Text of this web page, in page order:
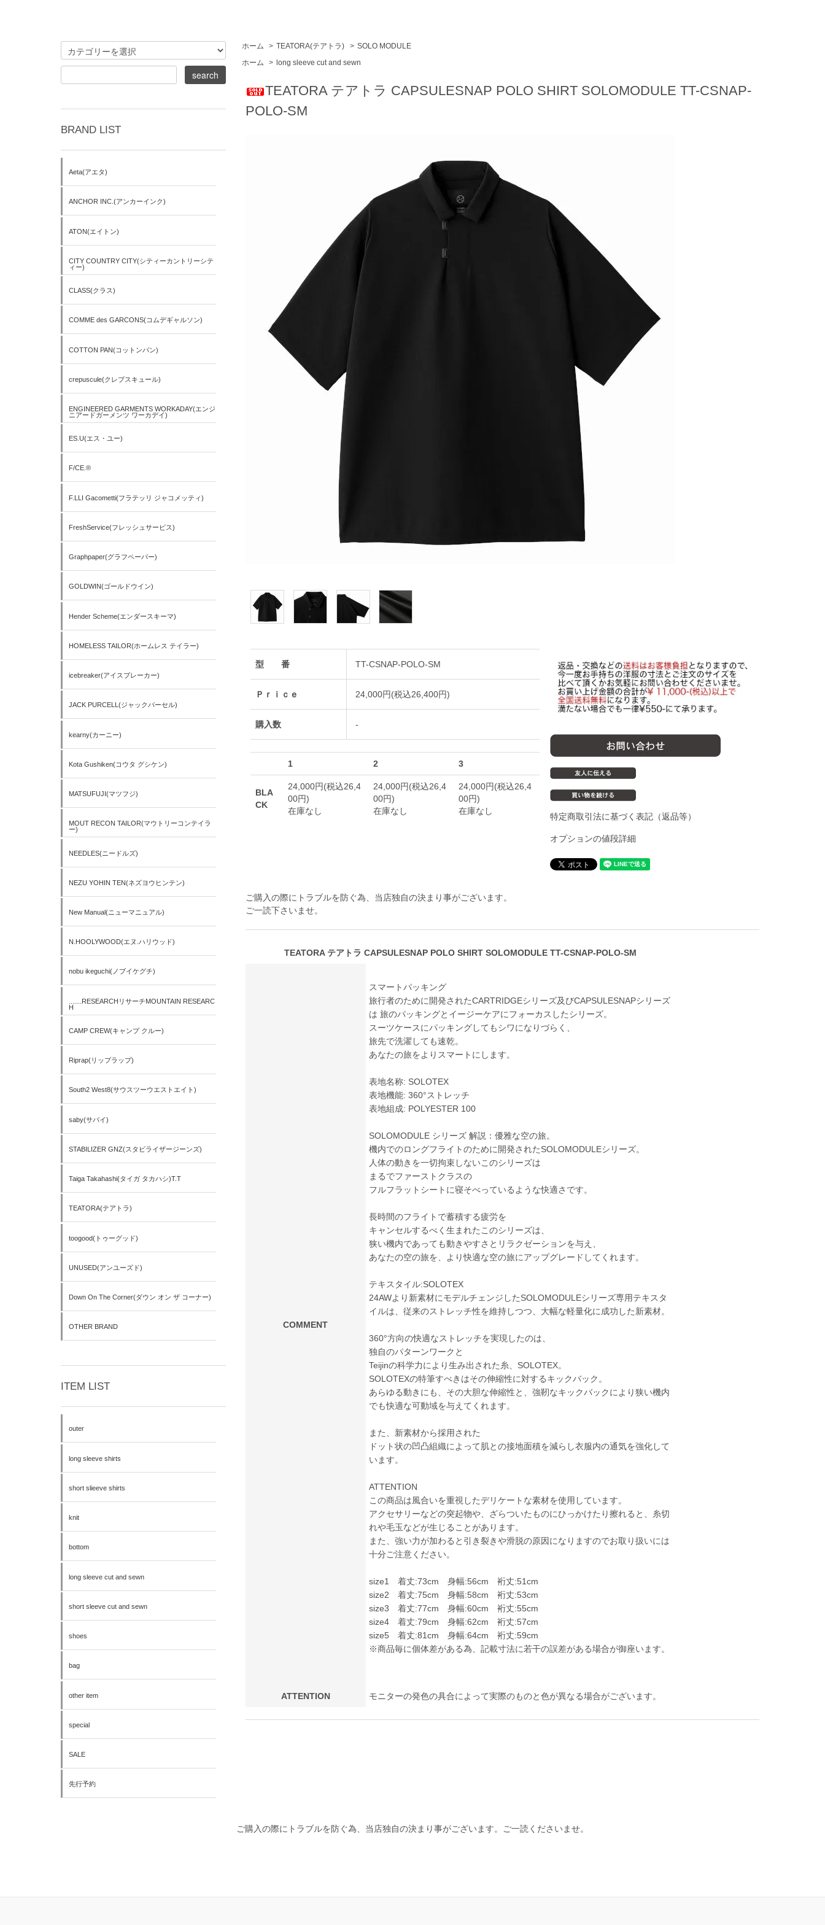
ホーム > TEATORA(テアトラ) > SOLO MODULE
ホーム
> long sleeve cut and sewn
TEATORA テアトラ CAPSULESNAP POLO SHIRT SOLOMODULE TT-CSNAP-
POLO-SM
型 番 TT-CSNAP-POLO-SM
Ｐｒｉｃｅ 24,000円(税込26,400円)
購入数 -
1 2 3
BLA
CK
24,000円(税込26,4
00円)
在庫なし
24,000円(税込26,4
00円)
在庫なし
24,000円(税込26,4
00円)
在庫なし
特定商取引法に基づく表記（返品等）
オプションの値段詳細
ご購入の際にトラブルを防ぐ為、当店独自の決まり事がございます。
ご一読下さいませ。
TEATORA テアトラ CAPSULESNAP POLO SHIRT SOLOMODULE TT-CSNAP-POLO-SM
COMMENT
スマートパッキング
旅行者のために開発されたCARTRIDGEシリーズ及びCAPSULESNAPシリーズ
は 旅のパッキングとイージーケアにフォーカスしたシリーズ。
スーツケースにパッキングしてもシワになりづらく、
旅先で洗濯しても速乾。
あなたの旅をよりスマートにします。
表地名称: SOLOTEX
表地機能: 360°ストレッチ
表地組成: POLYESTER 100
SOLOMODULE シリーズ 解説：優雅な空の旅。
機内でのロングフライトのために開発されたSOLOMODULEシリーズ。
人体の動きを一切拘束しないこのシリーズは
まるでファーストクラスの
フルフラットシートに寝そべっているような快適さです。
長時間のフライトで蓄積する疲労を
キャンセルするべく生まれたこのシリーズは、
狭い機内であっても動きやすさとリラクゼーションを与え、
あなたの空の旅を、より快適な空の旅にアップグレードしてくれます。
テキスタイル:SOLOTEX
24AWより新素材にモデルチェンジしたSOLOMODULEシリーズ専用テキスタ
イルは、従来のストレッチ性を維持しつつ、大幅な軽量化に成功した新素材。
360°方向の快適なストレッチを実現したのは、
独自のパターンワークと
Teijinの科学力により生み出された糸、SOLOTEX。
SOLOTEXの特筆すべきはその伸縮性に対するキックバック。
あらゆる動きにも、その大胆な伸縮性と、強靭なキックバックにより狭い機内
でも快適な可動域を与えてくれます。
また、新素材から採用された
ドット状の凹凸組織によって肌との接地面積を減らし衣服内の通気を強化して
います。
ATTENTION
この商品は風合いを重視したデリケートな素材を使用しています。
アクセサリーなどの突起物や、ざらついたものにひっかけたり擦れると、糸切
れや毛玉などが生じることがあります。
また、強い力が加わると引き裂きや滑脱の原因になりますのでお取り扱いには
十分ご注意ください。
size1 着丈:73cm 身幅:56cm 裄丈:51cm
size2 着丈:75cm 身幅:58cm 裄丈:53cm
size3 着丈:77cm 身幅:60cm 裄丈:55cm
size4 着丈:79cm 身幅:62cm 裄丈:57cm
size5 着丈:81cm 身幅:64cm 裄丈:59cm
※商品毎に個体差がある為、記載寸法に若干の誤差がある場合が御座います。
ATTENTION モニターの発色の具合によって実際のものと色が異なる場合がございます。
BRAND LIST
Aeta(アエタ)
ANCHOR INC.(アンカーインク)
ATON(エイトン)
CITY COUNTRY CITY(シティーカントリーシテ
ィー)
CLASS(クラス)
COMME des GARCONS(コムデギャルソン)
COTTON PAN(コットンパン)
crepuscule(クレプスキュール)
ENGINEERED GARMENTS WORKADAY(エンジ
ニアードガーメンツ ワーカデイ)
ES.U(エス・ユー)
F/CE.®
F.LLI Gacometti(フラテッリ ジャコメッティ)
FreshService(フレッシュサービス)
Graphpaper(グラフペーパー)
GOLDWIN(ゴールドウイン)
Hender Scheme(エンダースキーマ)
HOMELESS TAILOR(ホームレス テイラー)
icebreaker(アイスブレーカー)
JACK PURCELL(ジャックパーセル)
kearny(カーニー)
Kota Gushiken(コウタ グシケン)
MATSUFUJI(マツフジ)
MOUT RECON TAILOR(マウトリーコンテイラ
ー)
NEEDLES(ニードルズ)
NEZU YOHIN TEN(ネズヨウヒンテン)
New Manual(ニューマニュアル)
N.HOOLYWOOD(エヌ.ハリウッド)
nobu ikeguchi(ノブイケグチ)
.......RESEARCHリサーチMOUNTAIN RESEARC
H
CAMP CREW(キャンプ クルー)
Riprap(リップラップ)
South2 West8(サウスツーウエストエイト)
saby(サバイ)
STABILIZER GNZ(スタビライザージーンズ)
Taiga Takahashi(タイガ タカハシ)T.T
TEATORA(テアトラ)
toogood(トゥーグッド)
UNUSED(アンユーズド)
Down On The Corner(ダウン オン ザ コーナー)
OTHER BRAND
ITEM LIST
outer
long sleeve shirts
short slieeve shirts
knit
bottom
long sleeve cut and sewn
short sleeve cut and sewn
shoes
bag
other item
special
SALE
先行予約
ご購入の際にトラブルを防ぐ為、当店独自の決まり事がございます。ご一読くださいませ。